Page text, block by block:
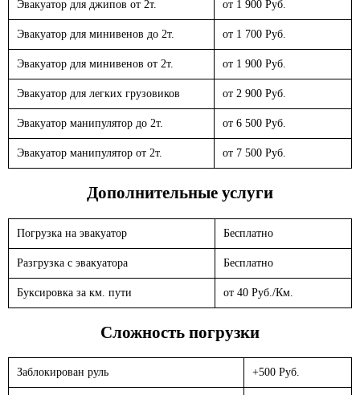
Эвакуатор для джипов от 2т. от 1 900 Руб.
Эвакуатор для минивенов до 2т. от 1 700 Руб.
Эвакуатор для минивенов от 2т. от 1 900 Руб.
Эвакуатор для легких грузовиков от 2 900 Руб.
Эвакуатор манипулятор до 2т. от 6 500 Руб.
Эвакуатор манипулятор от 2т. от 7 500 Руб.
Дополнительные услуги
Погрузка на эвакуатор Бесплатно
Разгрузка с эвакуатора Бесплатно
Буксировка за км. пути от 40 Руб./Км.
Сложность погрузки
Заблокирован руль +500 Руб.